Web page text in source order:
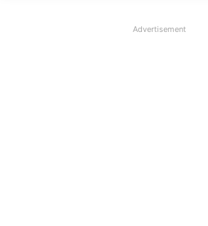
Advertisement